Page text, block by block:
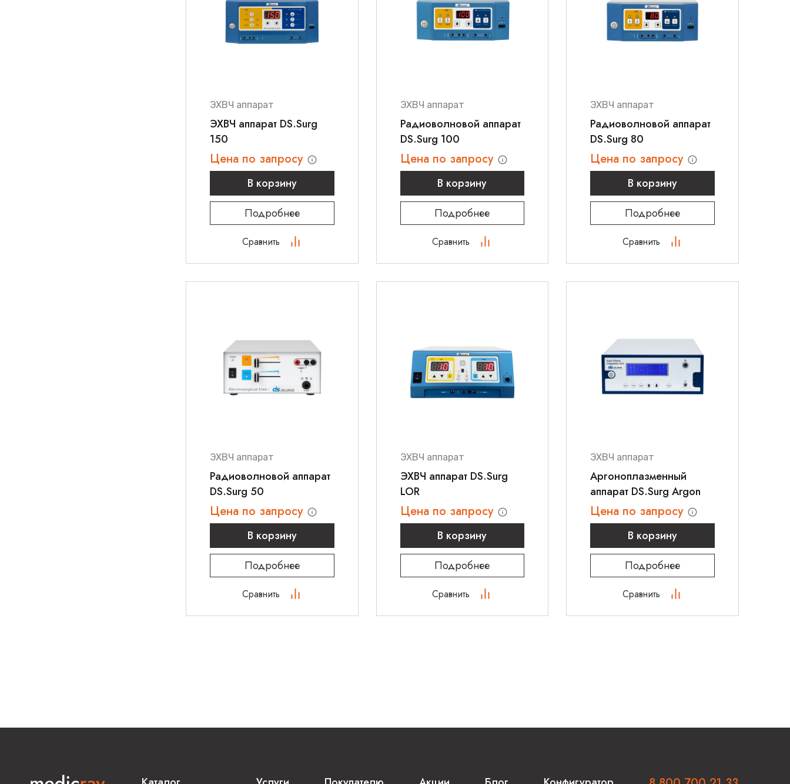
ЭХВЧ аппарат
ЭХВЧ аппарат DS.Surg
150
Цена по запросу
В корзину
Подробнее
Сравнить
ЭХВЧ аппарат
Радиоволновой аппарат
DS.Surg 100
Цена по запросу
В корзину
Подробнее
Сравнить
ЭХВЧ аппарат
Радиоволновой аппарат
DS.Surg 80
Цена по запросу
В корзину
Подробнее
Сравнить
ЭХВЧ аппарат
Радиоволновой аппарат
DS.Surg 50
Цена по запросу
В корзину
Подробнее
Сравнить
ЭХВЧ аппарат
ЭХВЧ аппарат DS.Surg
LOR
Цена по запросу
В корзину
Подробнее
Сравнить
ЭХВЧ аппарат
Аргоноплазменный
аппарат DS.Surg Argon
Цена по запросу
В корзину
Подробнее
Сравнить